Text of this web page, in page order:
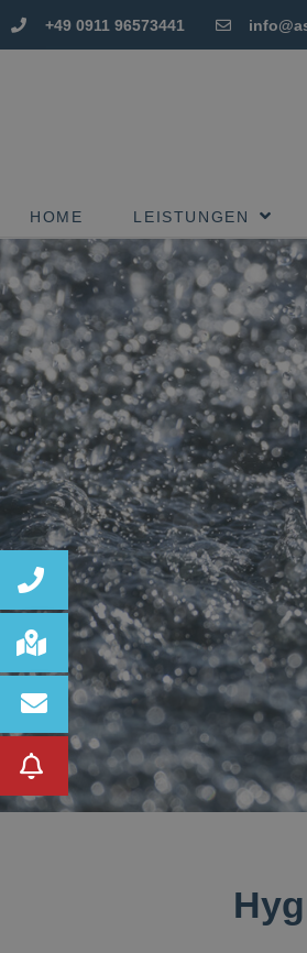
+49 0911 96573441
HOME LEISTUNGEN